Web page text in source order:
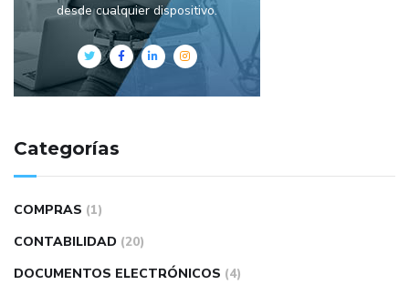
desde cualquier dispositivo.
Categorías
COMPRAS (1)
CONTABILIDAD (20)
DOCUMENTOS ELECTRÓNICOS (4)